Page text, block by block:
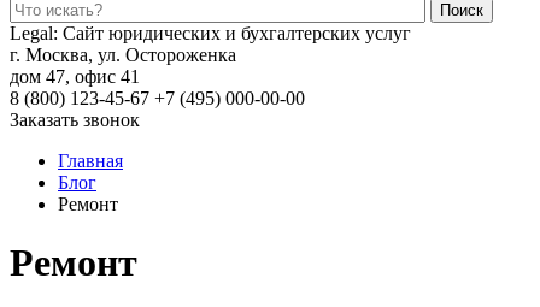
Поиск
Legal: Сайт юридических и бухгалтерских услуг
г. Москва, ул. Остороженка
дом 47, офис 41
8 (800) 123-45-67 +7 (495) 000-00-00
Заказать звонок
Главная
Блог
Ремонт
Ремонт